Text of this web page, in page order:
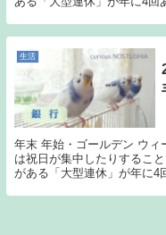
生活
年末 年始・ゴールデン ウィ
は祝日が集中したりするこ
がある「大型連休」が年に4